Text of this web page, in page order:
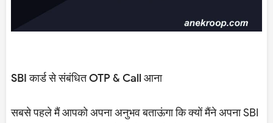
SBI कार्ड से संबंधित OTP & Call आना
सबसे पहले मैं आपको अपना अनुभव बताऊंगा कि क्यों मैंने अपना SBI